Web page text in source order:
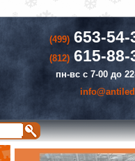
(499)653-54-
(812)615-88-
пн-вс с 7-00 до